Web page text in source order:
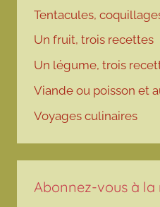
Tentacules,
Un fruit, trois recettes
Un légume, trois
Viande ou poisson et
Voyages culinaires
Abonnez-vous à